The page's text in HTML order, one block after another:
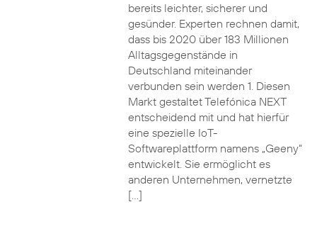
bereits leichter, sicherer und
gesünder. Experten rechnen damit,
dass bis 2020 über 183 Millionen
Alltagsgegenstände in
Deutschland miteinander
verbunden sein werden 1. Diesen
Markt gestaltet Telefónica NEXT
entscheidend mit und hat hierfür
eine spezielle IoT-
Softwareplattform namens „Geeny“
entwickelt. Sie ermöglicht es
anderen Unternehmen, vernetzte
[…]